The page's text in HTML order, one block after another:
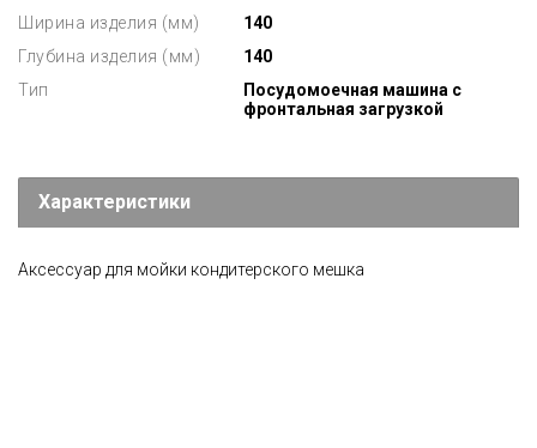
Ширина изделия (мм)
140
Глубина изделия (мм)
140
Тип
Посудомоечная машина с
фронтальная загрузкой
Характеристики
Аксессуар для мойки кондитерского мешка